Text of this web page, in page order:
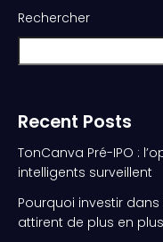
Rechercher
Recent Posts
TonCanva Pré-IPO :
intelligents surveillent
Pourquoi investir
attirent de plus en